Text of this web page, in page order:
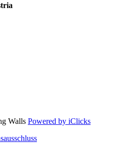
Walls Powered by iClicks